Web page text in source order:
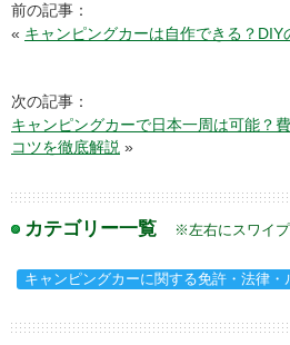
前の記事：
« キャンピングカーは自作できる？DIY
次の記事：
キャンピングカーで日本一周は可能？
コツを徹底解説 »
カテゴリー一覧 ※左右にスワイ
キャンピングカーに関する免許・法律・